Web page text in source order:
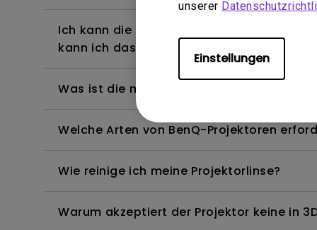
unserer
Einstellungen
Ich kann die Fernbedienung des Android
kann ich das beheben?
Was ist die maximale Länge des HDMI-
Welche Arten von BenQ-Projektoren
Wie reinige ich meine Projektorlinse?
Warum akzeptiert der Projektor keine in